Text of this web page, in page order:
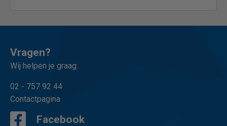
Vragen?
Wij helpen je graag.
02 - 757 92 44
Contactpagina
Facebook